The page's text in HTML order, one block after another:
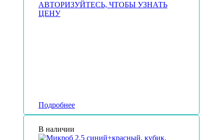
АВТОРИЗУЙТЕСЬ, ЧТОБЫ УЗНАТЬ
ЦЕНУ
Подробнее
В наличии